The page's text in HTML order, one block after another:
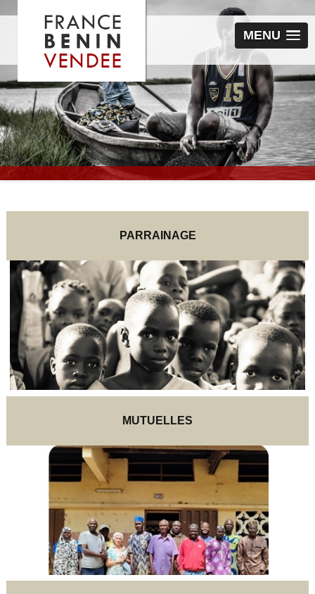
MENU
PARRAINAGE
MUTUELLES